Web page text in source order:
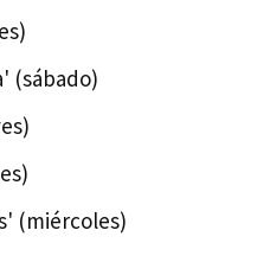
(sábado)
(miércoles)